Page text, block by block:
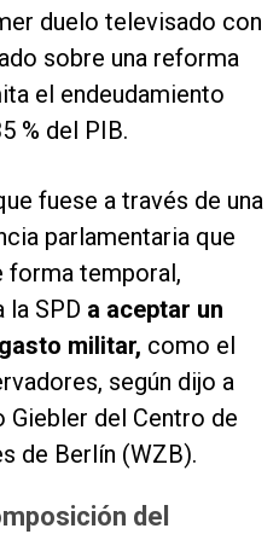
duelo televisado con
sobre una reforma
el endeudamiento
% del PIB.
fuese a través de una
parlamentaria que
forma temporal,
la SPD a aceptar un
militar, como el
según dijo a
del Centro de
de Berlín (WZB).
del